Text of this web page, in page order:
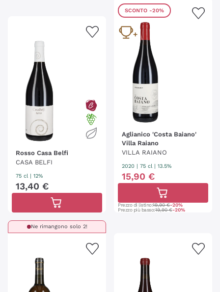
Rosso Casa Belfi
CASA BELFI
75 cl | 12%
13,40 €
SCONTO -20%
Aglianico 'Costa Baiano'
Villa Raiano
VILLA RAIANO
2020 | 75 cl | 13.5%
15,90 €
Prezzo di listino:19,90 €-20%
Prezzo più basso:19,90 €-20%
Ne rimangono solo 2!